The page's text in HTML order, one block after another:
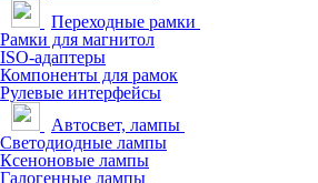
Переходные рамки
Рамки для магнитол
ISO-адаптеры
Компоненты для рамок
Рулевые интерфейсы
Автосвет, лампы
Светодиодные лампы
Ксеноновые лампы
Галогенные лампы